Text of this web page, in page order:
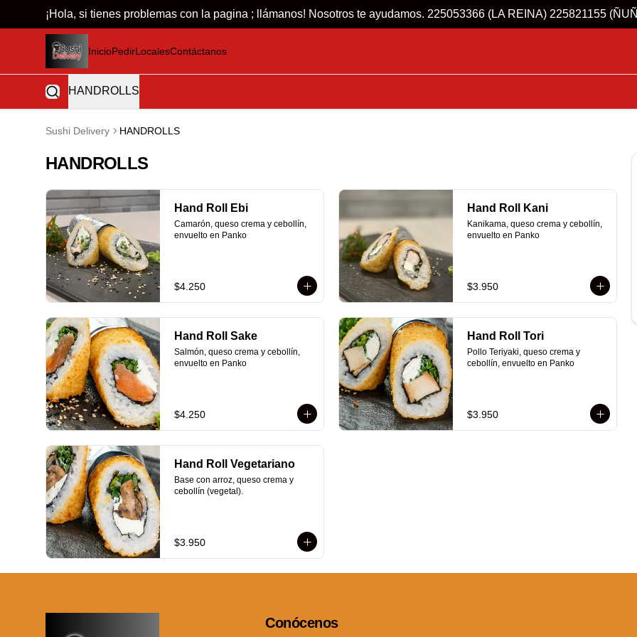
¡Hola, si tienes problemas con la pagina ; llámanos! Nosotros te ayudamos. 225053366 (LA REINA) 225821155
InicioPedirLocalesContáctanos
HANDROLLS
Sushi Delivery HANDROLLS
HANDROLLS
Hand Roll Ebi
Camarón, queso crema y cebollín,
envuelto en Panko
$4.250
Hand Roll Kani
Kanikama, queso crema y cebollín,
envuelto en Panko
$3.950
Hand Roll Sake
Salmón, queso crema y cebollín,
envuelto en Panko
$4.250
Hand Roll Tori
Pollo Teriyaki, queso crema y
cebollín, envuelto en Panko
$3.950
Hand Roll Vegetariano
Base con arroz, queso crema y
cebollín (vegetal).
$3.950
Conócenos